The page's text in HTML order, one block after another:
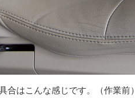
合はこんな感じです。（作業前）